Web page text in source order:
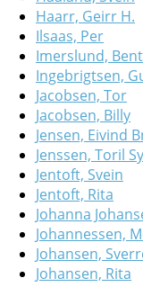
Haarr, Geirr H.
Ilsaas, Per
Imerslund,
Ingebrigtsen,
Jacobsen, Tor
Jacobsen, Billy
Jensen, Eivind
Jenssen, Toril
Jentoft, Svein
Jentoft, Rita
Johanna
Johannessen,
Johansen,
Johansen, Rita